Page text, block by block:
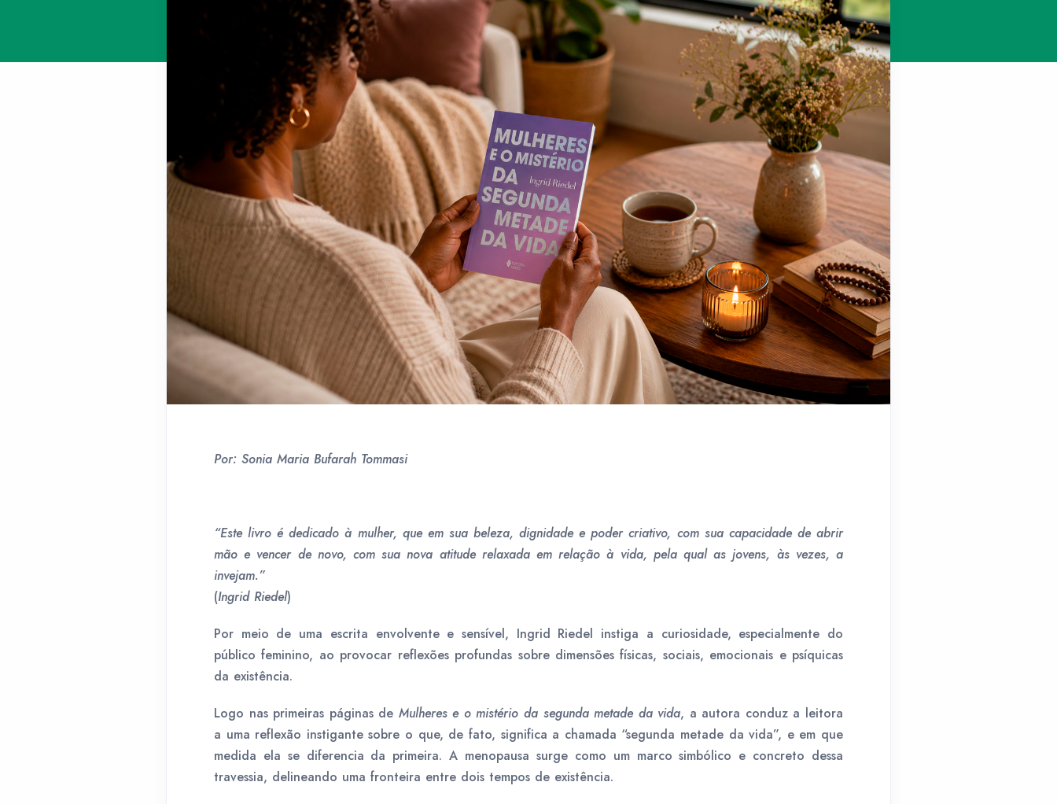
Por: Sonia Maria Bufarah Tommasi
“Este livro é dedicado à mulher, que em sua beleza, dignidade e poder criativo, com sua capacidade de abrir
mão e vencer de novo, com sua nova atitude relaxada em relação à vida, pela qual as jovens, às vezes, a
invejam.”
(Ingrid Riedel)
Por meio de uma escrita envolvente e sensível, Ingrid Riedel instiga a curiosidade, especialmente do
público feminino, ao provocar reflexões profundas sobre dimensões físicas, sociais, emocionais e psíquicas
da existência.
Logo nas primeiras páginas de Mulheres e o mistério da segunda metade da vida, a autora conduz a leitora
a uma reflexão instigante sobre o que, de fato, significa a chamada “segunda metade da vida”, e em que
medida ela se diferencia da primeira. A menopausa surge como um marco simbólico e concreto dessa
travessia, delineando uma fronteira entre dois tempos de existência.